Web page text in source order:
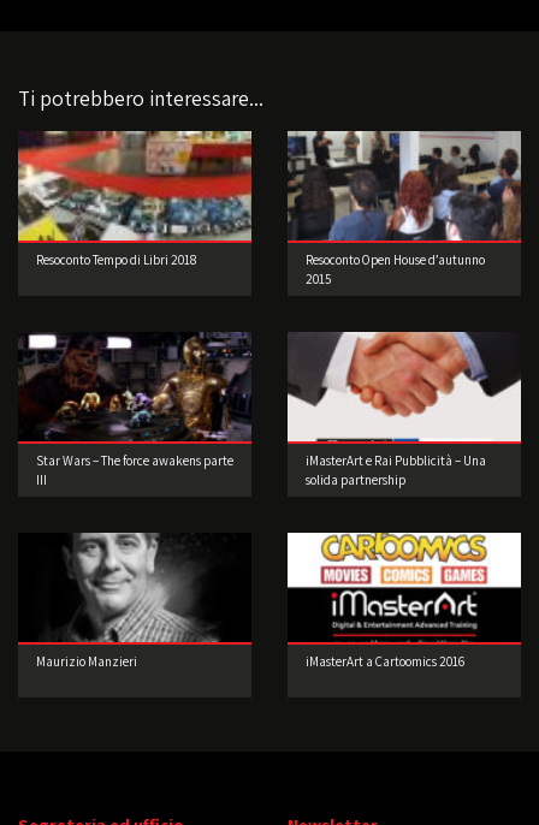
Ti potrebbero interessare...
Resoconto Tempo di Libri 2018
Resoconto Open House d’autunno
2015
Star Wars – The force awakens parte
III
iMasterArt e Rai Pubblicità – Una
solida partnership
Maurizio Manzieri iMasterArt a Cartoomics 2016